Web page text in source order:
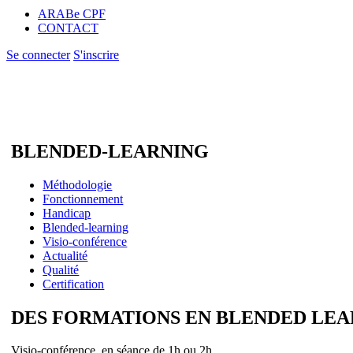
ARABe CPF
CONTACT
Se connecter S'inscrire
BLENDED-LEARNING
Méthodologie
Fonctionnement
Handicap
Blended-learning
Visio-conférence
Actualité
Qualité
Certification
DES FORMATIONS EN BLENDED